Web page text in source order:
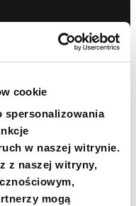
cookie
spersonalizowania
w naszej witrynie.
z naszej witryny,
mogą
naszych planach,